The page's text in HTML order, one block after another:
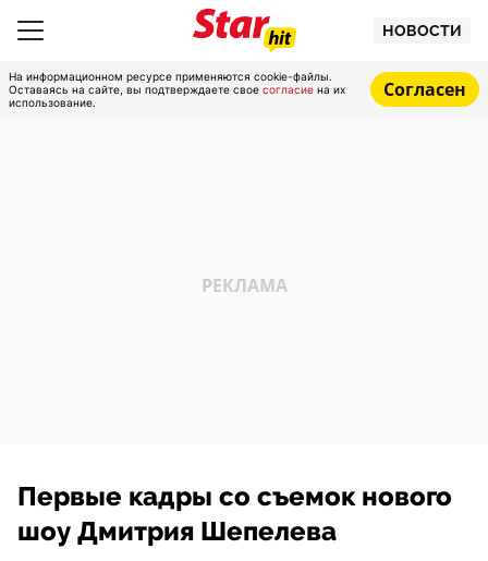
НОВОСТИ
На информационном ресурсе применяются cookie-файлы.
Оставаясь на сайте, вы подтверждаете свое согласие на их
использование.
Согласен
Первые кадры со съемок нового
шоу Дмитрия Шепелева